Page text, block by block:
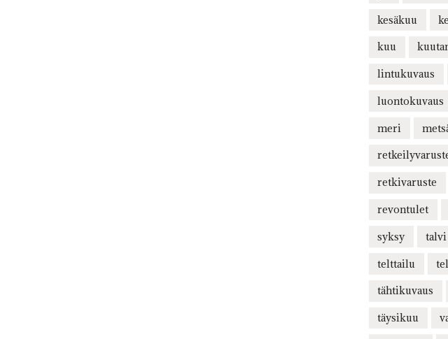
kesäkuu
kuu
lintukuvaus
luontokuvaus
meri
retkivaruste
revontulet
syksy talvi
telttailu
tähtikuvaus
täysikuu